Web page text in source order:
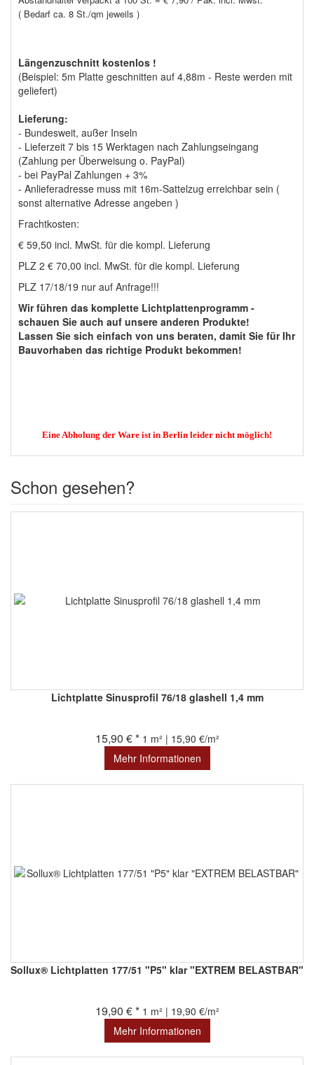
( Bedarf ca. 8 St./qm jeweils )
Längenzuschnitt kostenlos !
(Beispiel: 5m Platte geschnitten auf 4,88m - Reste werden mit
geliefert)
Lieferung:
- Bundesweit, außer Inseln
- Lieferzeit 7 bis 15 Werktagen nach Zahlungseingang
(Zahlung per Überweisung o. PayPal)
- bei PayPal Zahlungen + 3%
- Anlieferadresse muss mit 16m-Sattelzug erreichbar sein (
sonst alternative Adresse angeben )
Frachtkosten:
€ 59,50 incl. MwSt. für die kompl. Lieferung
PLZ 2 € 70,00 incl. MwSt. für die kompl. Lieferung
PLZ 17/18/19 nur auf Anfrage!!!
Wir führen das komplette Lichtplattenprogramm -
schauen Sie auch auf unsere anderen Produkte!
Lassen Sie sich einfach von uns beraten, damit Sie für Ihr
Bauvorhaben das richtige Produkt bekommen!
Eine Abholung der Ware ist in Berlin leider nicht möglich!
Schon gesehen?
Lichtplatte Sinusprofil 76/18 glashell 1,4 mm
15,90 € * 1 m² | 15,90 €/m²
Mehr Informationen
Sollux® Lichtplatten 177/51 "P5" klar "EXTREM BELASTBAR"
19,90 € * 1 m² | 19,90 €/m²
Mehr Informationen